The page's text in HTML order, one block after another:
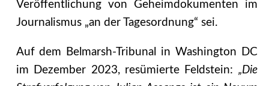
Veröffentlichung von Geheimdokumenten im
Journalismus „an der Tagesordnung“ sei.
Auf dem Belmarsh-Tribunal in Washington DC
im Dezember 2023, resümierte Feldstein: „Die